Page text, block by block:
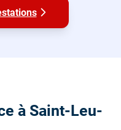
à Saint-Leu-